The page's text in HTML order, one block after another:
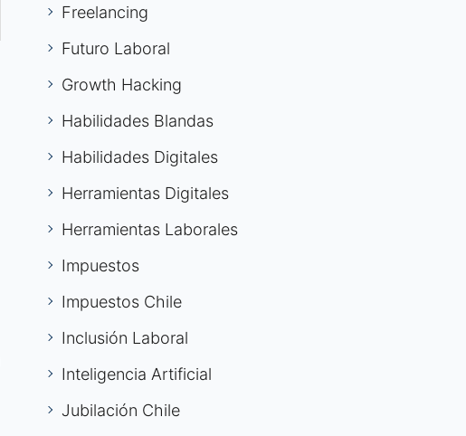
Freelancing
Futuro Laboral
Growth Hacking
Habilidades Blandas
Habilidades Digitales
Herramientas Digitales
Herramientas Laborales
Impuestos
Impuestos Chile
Inclusión Laboral
Inteligencia Artificial
Jubilación Chile